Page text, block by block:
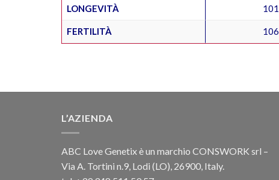
LONGEVITÀ 101
FERTILITÀ 106
L’AZIENDA
ABC Love Genetix è un marchio CONSWORK srl –
Via A. Tortini n.9, Lodi (LO), 26900, Italy.